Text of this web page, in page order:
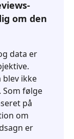
om den
data er
blev ikke
følge
på
om
er